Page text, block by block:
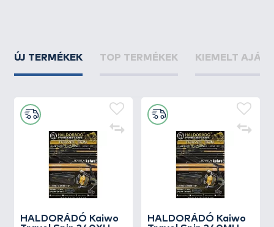
ÚJ TERMÉKEK TOP TERMÉKEK KIEMELT
HALDORÁDÓ Kaiwo
HALDORÁDÓ Kaiwo